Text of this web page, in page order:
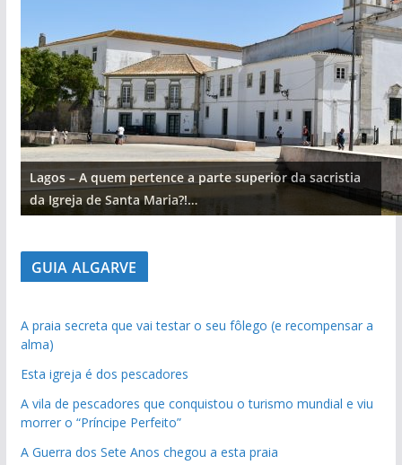
Lagos – A quem pertence a parte superior da sacristia
da Igreja de Santa Maria?!…
GUIA ALGARVE
A praia secreta que vai testar o seu fôlego (e recompensar a
alma)
Esta igreja é dos pescadores
A vila de pescadores que conquistou o turismo mundial e viu
morrer o “Príncipe Perfeito”
A Guerra dos Sete Anos chegou a esta praia